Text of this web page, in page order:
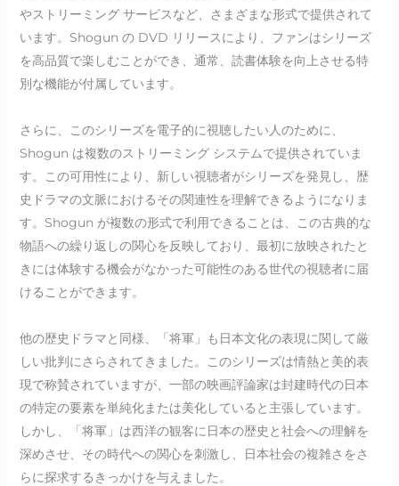
やストリーミング サービスなど、さまざまな形式で提供されて
います。Shogun の DVD リリースにより、ファンはシリーズ
を高品質で楽しむことができ、通常、読書体験を向上させる特
別な機能が付属しています。
さらに、このシリーズを電子的に視聴したい人のために、
Shogun は複数のストリーミング システムで提供されていま
す。この可用性により、新しい視聴者がシリーズを発見し、歴
史ドラマの文脈におけるその関連性を理解できるようになりま
す。Shogun が複数の形式で利用できることは、この古典的な
物語への繰り返しの関心を反映しており、最初に放映されたと
きには体験する機会がなかった可能性のある世代の視聴者に届
けることができます。
他の歴史ドラマと同様、「将軍」も日本文化の表現に関して厳
しい批判にさらされてきました。このシリーズは情熱と美的表
現で称賛されていますが、一部の映画評論家は封建時代の日本
の特定の要素を単純化または美化していると主張しています。
しかし、「将軍」は西洋の観客に日本の歴史と社会への理解を
深めさせ、その時代への関心を刺激し、日本社会の複雑さをさ
らに探求するきっかけを与えました。